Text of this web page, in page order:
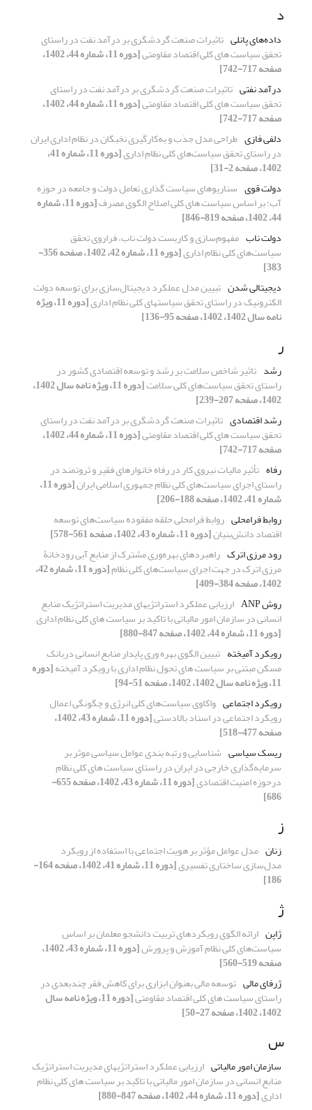
د
داده‌های پانلی تاثیرات صنعت گردشگری بر درآمد نفت در راستای
تحقق سیاست های کلی اقتصاد مقاومتی [دوره 11، شماره 44، 1402،
صفحه 717-742]
درآمد نفتی تاثیرات صنعت گردشگری بر درآمد نفت در راستای
تحقق سیاست های کلی اقتصاد مقاومتی [دوره 11، شماره 44، 1402،
صفحه 717-742]
دلفی فازی طراحی مدل جذب و به‌کارگیری نخبگان در نظام اداری ایران
در راستای تحقق سیاست‌های کلی نظام اداری [دوره 11، شماره 41،
1402، صفحه 2-31]
دولت قوی سناریوهای سیاست گذاری تعامل دولت و جامعه در حوزه
آب: بر اساس سیاست های کلی اصلاح الگوی مصرف [دوره 11، شماره
44، 1402، صفحه 819-846]
دولت ناب مفهوم‌سازی و کاربست دولت ناب، فراروی تحقق
سیاست‌های کلی نظام اداری [دوره 11، شماره 42، 1402، صفحه 356-
383]
دیجیتالی شدن تبیین مدل عملکرد دیجیتال‌سازی برای توسعه دولت
الکترونیک در راستای تحقق سیاستهای کلی نظام اداری [دوره 11، ویژه
نامه سال 1402، 1402، صفحه 95-136]
ر
رشد تاثیر شاخص‌ سلامت بر رشد و توسعه اقتصادی کشور در
راستای تحقق سیاست‌های کلی سلامت [دوره 11، ویژه نامه سال 1402،
1402، صفحه 207-239]
رشد اقتصادی تاثیرات صنعت گردشگری بر درآمد نفت در راستای
تحقق سیاست های کلی اقتصاد مقاومتی [دوره 11، شماره 44، 1402،
صفحه 717-742]
رفاه تأثیر مالیات نیروی ‌کار در رفاه خانوارهای فقیر و ثروتمند در
راستای اجرای سیاست‌های کلی نظام جمهوری اسلامی ایران [دوره 11،
شماره 41، 1402، صفحه 188-206]
روابط فرامحلی روابط فرامحلی حلقه مفقوده سیاست‌های توسعه
اقتصاد دانش‌بنیان[دوره 11، شماره 43، 1402، صفحه 561-578]
رود مرزی اترک راهبردهای بهره‌وری مشترک از منابع آبی رودخانۀ
مرزی اترک در جهت اجرای سیاست‌های کلی نظام [دوره 11، شماره 42،
1402، صفحه 384-409]
روش ANP
ارزیابی عملکرد استراتژیهای مدیریت استراتژیک منابع
انسانی در سازمان امور مالیاتی با تاکید بر سیاست های کلی نظام اداری
[دوره 11، شماره 44، 1402، صفحه 847-880]
رویکرد آمیخته تبیین الگوی بهره وری پایدار منابع انسانی دربانک
مسکن مبتنی بر سیاست های تحول نظام اداری با رویکرد آمیخته[دوره
11، ویژه نامه سال 1402، 1402، صفحه 51-94]
رویکرد اجتماعی واکاوی سیاست‌های کلی انرژی و چگونگی اعمال
رویکرد اجتماعی در اسناد بالادستی [دوره 11، شماره 43، 1402،
صفحه 477-518]
ریسک سیاسی شناسایی و رتبه بندی عوامل سیاسی موثر بر
سرمایه‌گذاری خارجی در ایران در راستای سیاست های کلی نظام
درحوزه امنیت اقتصادی [دوره 11، شماره 43، 1402، صفحه 655-
686]
ز
زنان مدل عوامل مؤثر بر هویت اجتماعی با استفاده از رویکرد
مدل‌سازی ساختاری تفسیری [دوره 11، شماره 41، 1402، صفحه 164-
186]
ژ
ژاپن ارائه الگوی رویکردهای تربیت دانشجو معلمان بر اساس
سیاست‌های کلی نظام آموزش و پرورش [دوره 11، شماره 43، 1402،
صفحه 519-560]
ژرفای مالی توسعه مالی بعنوان ابزاری برای کاهش فقر چندبعدی در
راستای سیاست های کلی اقتصاد مقاومتی [دوره 11، ویژه نامه سال
1402، 1402، صفحه 27-50]
س
سازمان امور مالیاتی ارزیابی عملکرد استراتژیهای مدیریت استراتژیک
منابع انسانی در سازمان امور مالیاتی با تاکید بر سیاست های کلی نظام
اداری[دوره 11، شماره 44، 1402، صفحه 847-880]